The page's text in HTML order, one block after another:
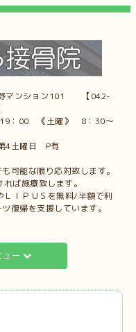
マンション101 【042-
：00 《土曜》 8：30～
4土曜日 P有
可能な限り応対致します。
ば施療致します。
ＩＰＵＳを無料/半額で利
復帰を支援しています。
ュー